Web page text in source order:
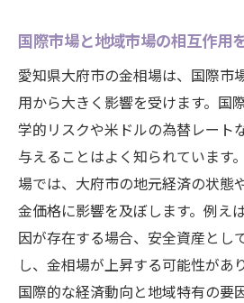
影響
国際的な金の需給バラ
世界の金融市場と大府
大府市の特有要因が金相場
地域の経済動向が金相
大府市の産業構造と金
地元イベントが金相場
季節的要因と金価格の
地域の購買力と金の需
国際市場と地域市場の相互作用
愛知県大府市の金相場は、国際市
用から大きく影響を受けます。国
学的リスクや米ドルの為替レート
与えることはよく知られています
場では、大府市の地元経済の状態
金価格に影響を及ぼします。例え
因が存在する場合、安全資産とし
し、金相場が上昇する可能性があ
国際的な経済動向と地域特有の要